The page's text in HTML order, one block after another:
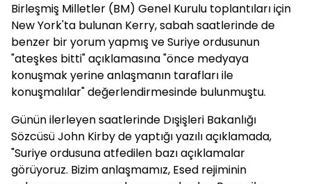
Birleşmiş Milletler (BM) Genel Kurulu toplantıları için
New York'ta bulunan Kerry, sabah saatlerinde de
benzer bir yorum yapmış ve Suriye ordusunun
"ateşkes bitti" açıklamasına "önce medyaya
konuşmak yerine anlaşmanın tarafları ile
konuşmalılar" değerlendirmesinde bulunmuştu.
Günün ilerleyen saatlerinde Dışişleri Bakanlığı
Sözcüsü John Kirby de yaptığı yazılı açıklamada,
"Suriye ordusuna atfedilen bazı açıklamalar
görüyoruz. Bizim anlaşmamız, Esed rejiminin